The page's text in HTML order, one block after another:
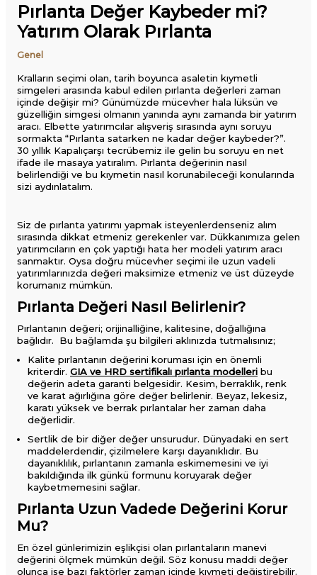
Pırlanta Değer Kaybeder mi?
Yatırım Olarak Pırlanta
Genel
Kralların seçimi olan, tarih boyunca asaletin kıymetli
simgeleri arasında kabul edilen pırlanta değerleri zaman
içinde değişir mi? Günümüzde mücevher hala lüksün ve
güzelliğin simgesi olmanın yanında aynı zamanda bir yatırım
aracı. Elbette yatırımcılar alışveriş sırasında aynı soruyu
sormakta “Pırlanta satarken ne kadar değer kaybeder​?”.
30 yıllık Kapalıçarşı tecrübemiz ile gelin bu soruyu en net
ifade ile masaya yatıralım. Pırlanta değerinin nasıl
belirlendiği ve bu kıymetin nasıl korunabileceği konularında
sizi aydınlatalım.
Siz de pırlanta yatırımı yapmak isteyenlerdenseniz alım
sırasında dikkat etmeniz gerekenler var. Dükkanımıza gelen
yatırımcıların en çok yaptığı hata her modeli yatırım aracı
sanmaktır. Oysa doğru mücevher seçimi ile uzun vadeli
yatırımlarınızda değeri maksimize etmeniz ve üst düzeyde
korumanız mümkün.
Pırlanta Değeri Nasıl Belirlenir?
Pırlantanın değeri; orijinalliğine, kalitesine, doğallığına
bağlıdır. Bu bağlamda şu bilgileri aklınızda tutmalısınız;
Kalite pırlantanın değerini koruması için en önemli
kriterdir. GIA ve HRD sertifikalı pırlanta modelleri bu
değerin adeta garanti belgesidir. Kesim, berraklık, renk
ve karat ağırlığına göre değer belirlenir. Beyaz, lekesiz,
karatı yüksek ve berrak pırlantalar her zaman daha
değerlidir.
Sertlik de bir diğer değer unsurudur. Dünyadaki en sert
maddelerdendir, çizilmelere karşı dayanıklıdır. Bu
dayanıklılık, pırlantanın zamanla eskimemesini ve iyi
bakıldığında ilk günkü formunu koruyarak değer
kaybetmemesini sağlar.
Pırlanta Uzun Vadede Değerini Korur
Mu?
En özel günlerimizin eşlikçisi olan pırlantaların manevi
değerini ölçmek mümkün değil. Söz konusu maddi değer
olunca ise bazı faktörler zaman içinde kıymeti değiştirebilir.